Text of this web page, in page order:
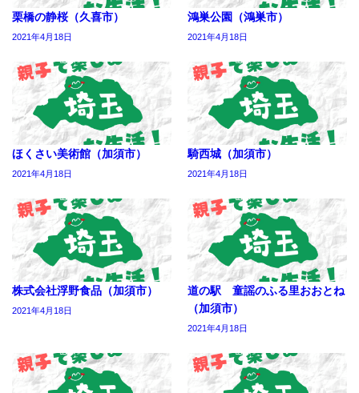
栗橋の静桜（久喜市）
2021年4月18日
鴻巣公園（鴻巣市）
2021年4月18日
ほくさい美術館（加須市）
2021年4月18日
騎西城（加須市）
2021年4月18日
株式会社浮野食品（加須市）
2021年4月18日
道の駅 童謡のふる里おおとね
（加須市）
2021年4月18日